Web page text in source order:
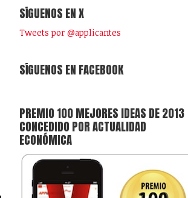
SÍGUENOS EN X
Tweets por @applicantes
SÍGUENOS EN FACEBOOK
PREMIO 100 MEJORES IDEAS DE 2013
CONCEDIDO POR ACTUALIDAD
ECONÓMICA